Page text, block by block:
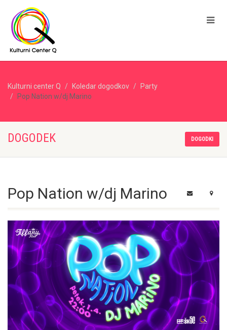
Kulturni center Q Koledar dogodkov
Party
Pop Nation w/dj Marino
DOGODEK DOGODKI
Pop Nation w/dj Marino